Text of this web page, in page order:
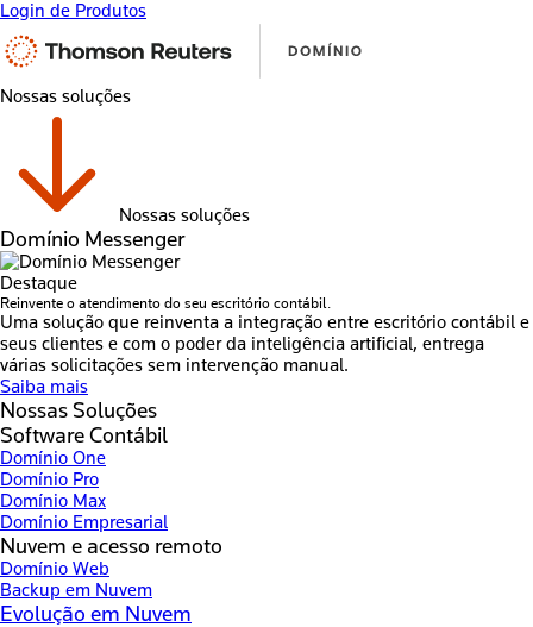
Login de Produtos
Nossas soluções
Nossas soluções
Domínio Messenger
Destaque
Reinvente o atendimento do seu escritório contábil.
Uma solução que reinventa a integração entre escritório contábil e
seus clientes e com o poder da inteligência artificial, entrega
várias solicitações sem intervenção manual.
Saiba mais
Nossas Soluções
Software Contábil
Domínio One
Domínio Pro
Domínio Max
Domínio Empresarial
Nuvem e acesso remoto
Domínio Web
Backup em Nuvem
Evolução em Nuvem